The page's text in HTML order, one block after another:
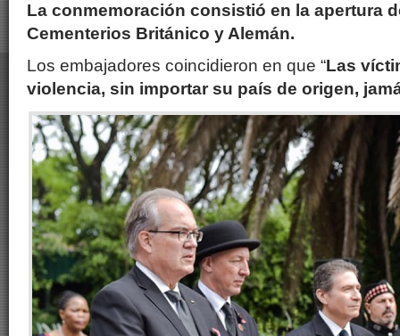
La conmemoración consistió en la apertura
Cementerios Británico y Alemán.
Los embajadores coincidieron en que “Las
violencia, sin importar su país de origen,